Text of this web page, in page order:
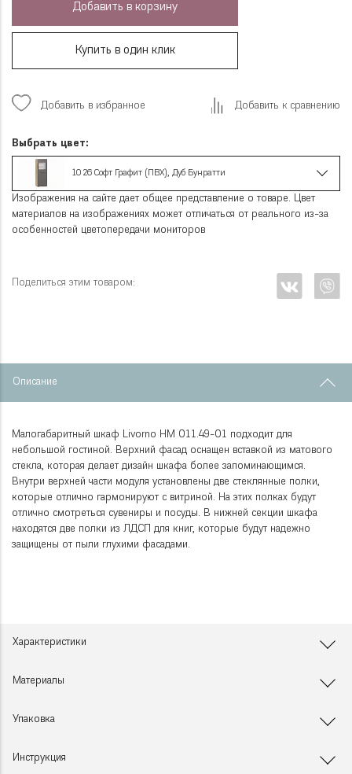
Добавить в корзину
Купить в один клик
Добавить в избранное Добавить к сравнению
Выбрать цвет:
10 26 Софт Графит (ПВХ), Дуб Бунратти
Изображения на сайте дает общее представление о товаре. Цвет
материалов на изображениях может отличаться от реального из-за
особенностей цветопередачи мониторов
Поделиться этим товаром:
Описание
Малогабаритный шкаф Livorno НМ 011.49-01 подходит для
небольшой гостиной. Верхний фасад оснащен вставкой из матового
стекла, которая делает дизайн шкафа более запоминающимся.
Внутри верхней части модуля установлены две стеклянные полки,
которые отлично гармонируют с витриной. На этих полках будут
отлично смотреться сувениры и посуды. В нижней секции шкафа
находятся две полки из ЛДСП для книг, которые будут надежно
защищены от пыли глухими фасадами.
Характеристики
Материалы
Упаковка
Инструкция